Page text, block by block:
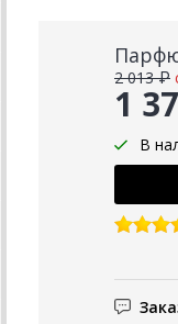
1
2 013 ₽
В